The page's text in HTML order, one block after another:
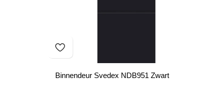
Binnendeur Svedex NDB951 Zwart